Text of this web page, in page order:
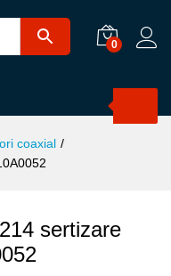
0
coaxial /
sertizare